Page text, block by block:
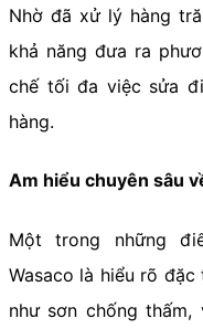
Nhờ đã xử lý hàng
khả năng đưa ra
chế tối đa việc sửa
hàng.
Am hiểu chuyên sâu
Một trong những
Wasaco là hiểu rõ
như sơn chống thấm,